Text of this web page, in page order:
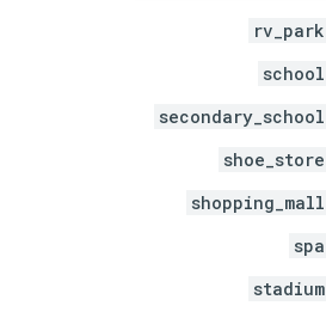
rv_park
school
secondary_school
shoe_store
shopping_mall
spa
stadium